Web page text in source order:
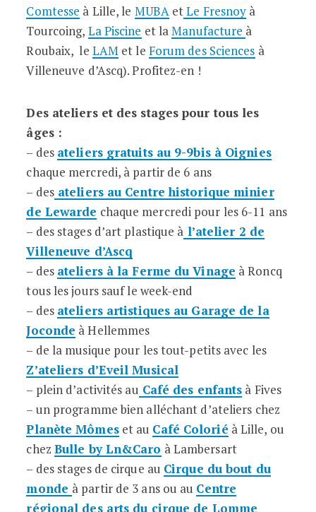
Comtesse à Lille, le MUBAetLe Fresnoy à
Tourcoing, La Piscine et laManufacture à
Roubaix, le LAM et le Forum des Sciences à
Villeneuve d’Ascq). Profitez-en !
Des ateliers et des stages pour tous les
âges :
– des ateliers gratuits au 9-9bis à Oignies
chaque mercredi, à partir de 6 ans
– desateliers au Centre historique minier
de Lewarde chaque mercredi pour les 6-11 ans
– des stages d’art plastique à l’atelier 2 de
Villeneuve d’Ascq
– des ateliers à la Ferme du Vinage à Roncq
tous les jours sauf le week-end
– des ateliers artistiques au Garage de la
Joconde à Hellemmes
– de la musique pour les tout-petits avec les
Z’ateliers d’Eveil Musical
– plein d’activités au Café des enfants à Fives
– un programme bien alléchant d’ateliers chez
Planète Mômeset au Café Coloriéà Lille, ou
chez Bulle by Ln&Caro à Lambersart
– des stages de cirque au Cirque du bout du
monde à partir de 3 ans ou au Centre
régional des arts du cirque de Lomme